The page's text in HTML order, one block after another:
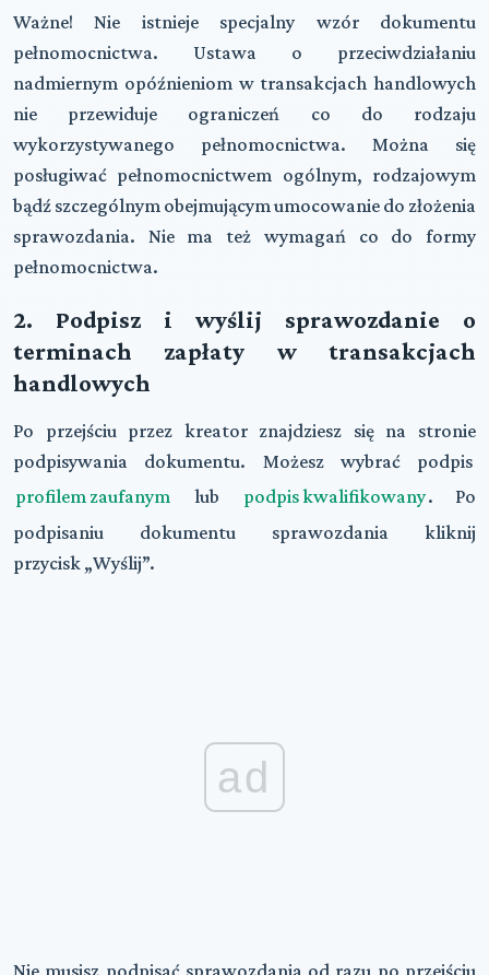
Ważne! Nie istnieje specjalny wzór dokumentu
pełnomocnictwa. Ustawa o przeciwdziałaniu
nadmiernym opóźnieniom w transakcjach handlowych
nie przewiduje ograniczeń co do rodzaju
wykorzystywanego pełnomocnictwa. Można się
posługiwać pełnomocnictwem ogólnym, rodzajowym
bądź szczególnym obejmującym umocowanie do złożenia
sprawozdania. Nie ma też wymagań co do formy
pełnomocnictwa.
2. Podpisz i wyślij sprawozdanie o
terminach zapłaty w transakcjach
handlowych
Po przejściu przez kreator znajdziesz się na stronie
podpisywania dokumentu. Możesz wybrać podpis
profilem zaufanym
lub podpis kwalifikowany. Po
podpisaniu dokumentu sprawozdania kliknij
przycisk „Wyślij”.
ad
Nie musisz podpisać sprawozdania od razu po przejściu